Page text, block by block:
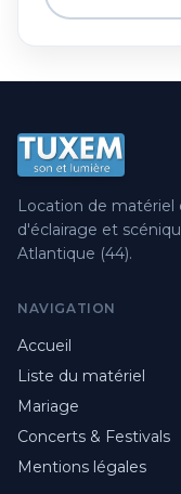
Location de matériel
d'éclairage et
Atlantique (44).
NAVIGATION
Accueil
Liste du matériel
Mariage
Concerts & Festivals
Mentions légales